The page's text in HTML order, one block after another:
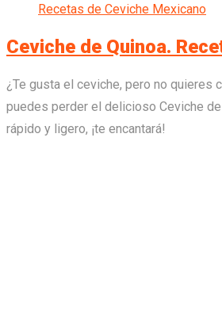
Recetas de Ceviche Mexicano
Ceviche de Quinoa.
¿Te gusta el ceviche, pero no quieres
puedes perder el delicioso Ceviche
rápido y ligero, ¡te encantará!